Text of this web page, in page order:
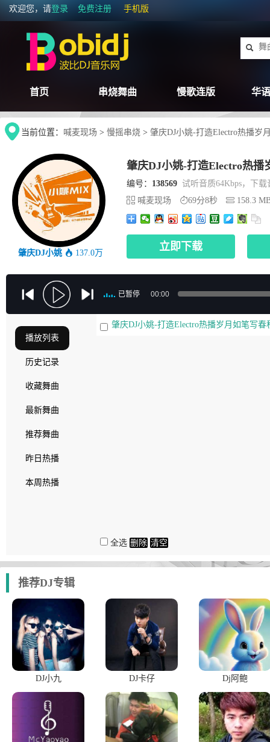
欢迎您，请登录 免费注册 手机版
首页 串烧舞曲 慢歌连版 华
当前位置： 喊麦现场 > 慢摇串烧 > 肇庆DJ小姚-打造Electro热播岁
肇庆DJ小姚 137.0万
肇庆DJ小姚-打造Electro热播
编号： 138569 试听音质64Kbps，下载
喊麦现场
69分8秒 158.3
立即下载
已暂停 00:00
播放列表
历史记录
收藏舞曲
最新舞曲
推荐舞曲
昨日热播
本周热播
肇庆DJ小姚-打造Electro热播岁月如笔写
全选 删除 清空
推荐DJ专辑
DJ小九 DJ卡仔 Dj阿鲍